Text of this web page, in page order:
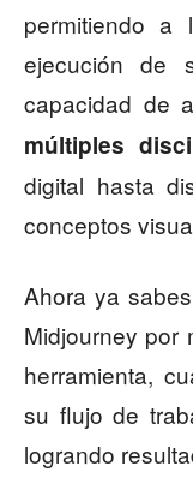
permitiendo a
ejecución de
capacidad de
múltiples
digital hasta
conceptos
Ahora ya
Midjourney por
herramienta,
su flujo de
logrando